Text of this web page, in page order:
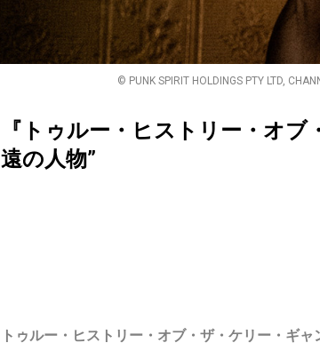
© PUNK SPIRIT HOLDINGS PTY LTD,
『トゥルー・ヒストリー・オ
遠の人物”
トゥルー・ヒストリー・オブ・ザ・ケリー・ギャ